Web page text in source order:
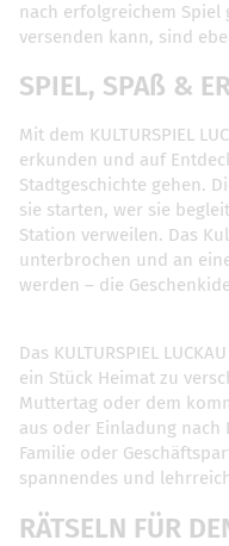
nach erfolgreichem Spiel
versenden kann, sind
SPIEL, SPAß &
Mit dem KULTURSPIEL
erkunden und auf
Stadtgeschichte gehen.
sie starten, wer sie
Station verweilen. Das
unterbrochen und an
werden – die
Das KULTURSPIEL
ein Stück Heimat zu
Muttertag oder dem
aus oder Einladung nach
Familie oder
spannendes und
RÄTSELN FÜR